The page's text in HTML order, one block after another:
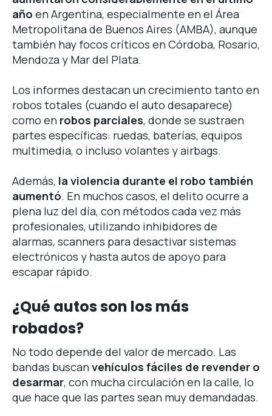
año en Argentina, especialmente en el Área
Metropolitana de Buenos Aires (AMBA), aunque
también hay focos críticos en Córdoba, Rosario,
Mendoza y Mar del Plata.
Los informes destacan un crecimiento tanto en
robos totales (cuando el auto desaparece)
como en robos parciales, donde se sustraen
partes específicas: ruedas, baterías, equipos
multimedia, o incluso volantes y airbags.
Además, la violencia durante el robo también
aumentó. En muchos casos, el delito ocurre a
plena luz del día, con métodos cada vez más
profesionales, utilizando inhibidores de
alarmas, scanners para desactivar sistemas
electrónicos y hasta autos de apoyo para
escapar rápido.
¿Qué autos son los más
robados?
No todo depende del valor de mercado. Las
bandas buscanvehículos fáciles de revender o
desarmar, con mucha circulación en la calle, lo
que hace que las partes sean muy demandadas.